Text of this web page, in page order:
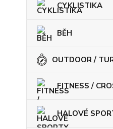
CYKLISTIKA
BĚH
OUTDOOR /
FITNESS /
HALOVÉ